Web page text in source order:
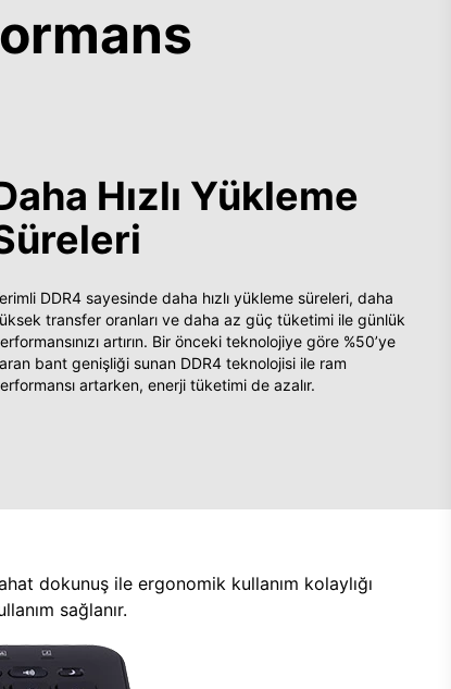
Hızlı Yükleme
DDR4 sayesinde daha hızlı yükleme süreleri, daha
transfer oranları ve daha az güç tüketimi ile günlük
artırın. Bir önceki teknolojiye göre %50’ye
bant genişliği sunan DDR4 teknolojisi ile ram
artarken, enerji tüketimi de azalır.
dokunuş ile ergonomik kullanım kolaylığı
sağlanır.